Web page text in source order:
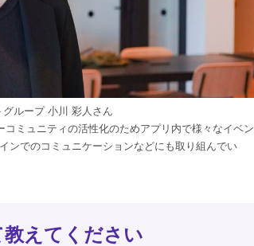
ループ 小川 彩人さん
ミュニティの活性化のためアプリ内で様々なイベン
ンでのコミュニケーションなどにも取り組んでい
えてください